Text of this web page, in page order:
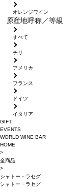
オレンジワイン
原産地呼称／等級
すべて
チリ
アメリカ
フランス
ドイツ
イタリア
GIFT
EVENTS
WORLD WINE BAR
HOME
>
全商品
>
シャトー・ラセグ
シャトー・ラセグ